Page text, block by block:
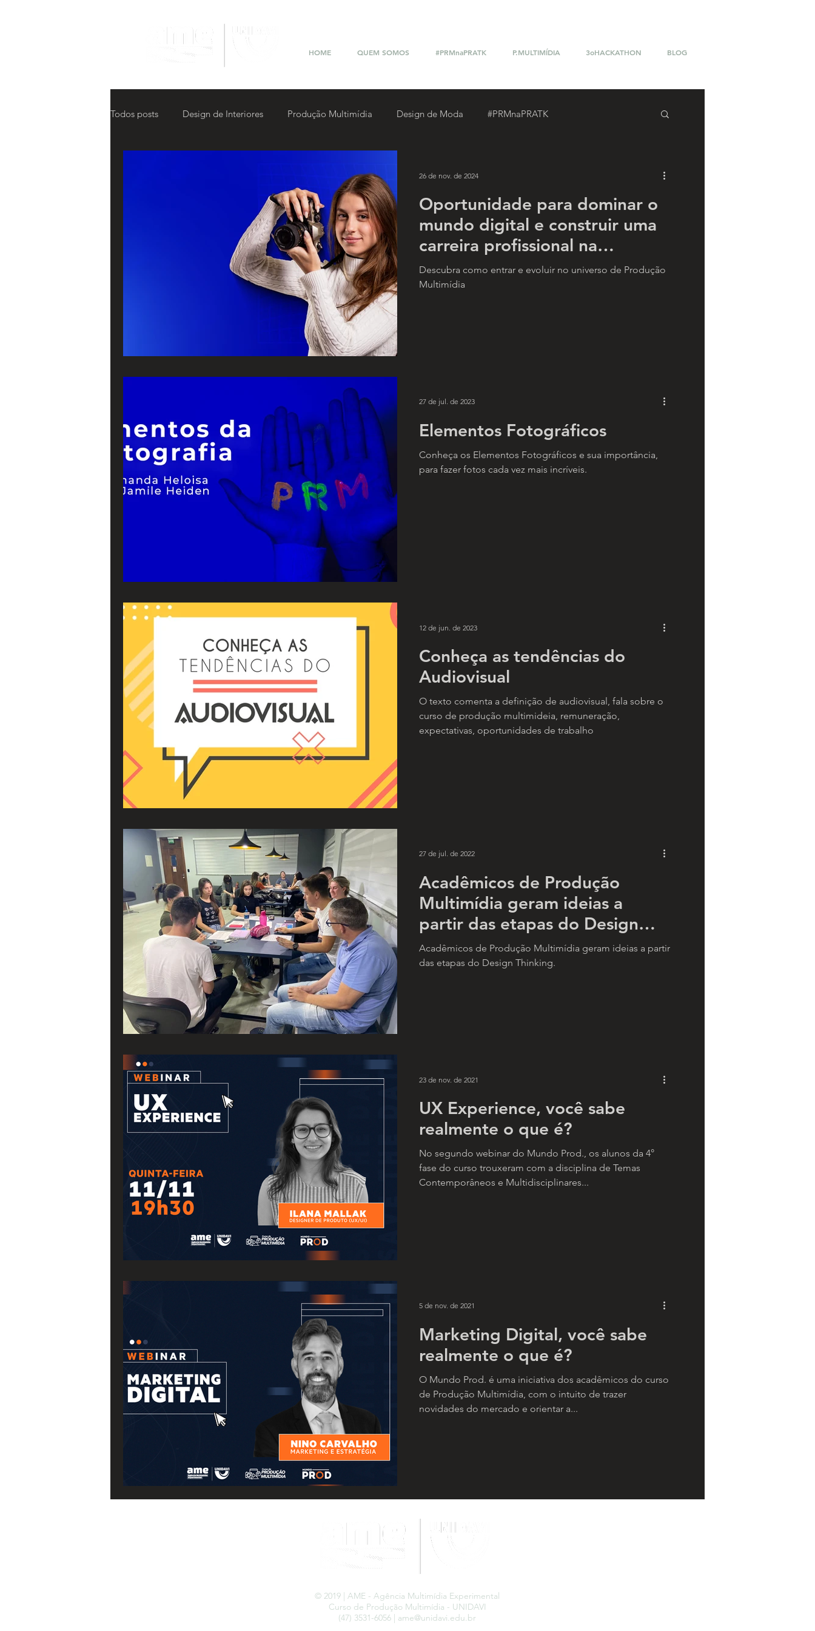
HOME QUEM SOMOS #PRMnaPRATK P.MULTIMÍDIA 3oHACKATHON BLOG
Todos posts Design de Interiores Produção Multimídia Design de Moda #PRMnaPRATK
Oportunidade para dominar o
mundo digital e construir uma
carreira profissional na
Produção Multimídia
Descubra como entrar e evoluir no universo de Produção
Multimídia
26 de nov. de 2024
Elementos Fotográficos
Conheça os Elementos Fotográficos e sua importância,
para fazer fotos cada vez mais incríveis.
27 de jul. de 2023
Conheça as tendências do
Audiovisual
O texto comenta a definição de audiovisual, fala sobre o
curso de produção multimideia, remuneração,
expectativas, oportunidades de trabalho
12 de jun. de 2023
Acadêmicos de Produção
Multimídia geram ideias a
partir das etapas do Design
Thinking.
Acadêmicos de Produção Multimídia geram ideias a partir
das etapas do Design Thinking.
27 de jul. de 2022
UX Experience, você sabe
realmente o que é?
No segundo webinar do Mundo Prod., os alunos da 4°
fase do curso trouxeram com a disciplina de Temas
Contemporâneos e Multidisciplinares...
23 de nov. de 2021
Marketing Digital, você sabe
realmente o que é?
O Mundo Prod. é uma iniciativa dos acadêmicos do curso
de Produção Multimídia, com o intuito de trazer
novidades do mercado e orientar a...
5 de nov. de 2021
© 2019 | AME - Agência Multimídia Experimental
Curso de Produção Multimídia - UNIDAVI
(47) 3531-6056 | ame@unidavi.edu.br